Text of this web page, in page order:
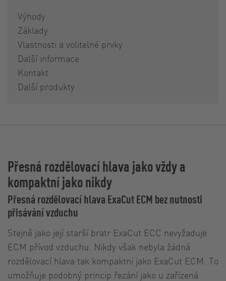
Výhody
Základy
Vlastnosti a volitelné prvky
Další informace
Kontakt
Další produkty
Přesná rozdělovací hlava jako vždy a
kompaktní jako nikdy
Přesná rozdělovací hlava ExaCut ECM bez nutnosti
přisávání vzduchu
Stejně jako její starší bratr ExaCut ECC nevyžaduje
ECM přívod vzduchu. Nikdy však nebyla žádná
rozdělovací hlava tak kompaktní jako ExaCut ECM. To
umožňuje podobný princip řezání jako u zařízená